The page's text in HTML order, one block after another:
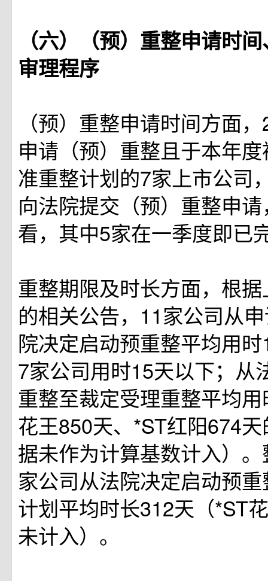
（六）（预）重整申请时
审理程序
（预）重整申请时间方面
申请（预）重整且于本年
准重整计划的7家上市公司
向法院提交（预）重整申
看，其中5家在一季度即已
重整期限及时长方面，根
的相关公告，11家公司从
院决定启动预重整平均用
7家公司用时15天以下；从
重整至裁定受理重整平均
花王850天、*ST红阳674
据未作为计算基数计入）
家公司从法院决定启动预
计划平均时长312天（*ST
未计入）。